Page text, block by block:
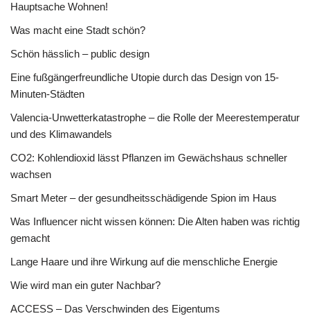
Hauptsache Wohnen!
Was macht eine Stadt schön?
Schön hässlich – public design
Eine fußgängerfreundliche Utopie durch das Design von 15-
Minuten-Städten
Valencia-Unwetterkatastrophe – die Rolle der Meerestemperatur
und des Klimawandels
CO2: Kohlendioxid lässt Pflanzen im Gewächshaus schneller
wachsen
Smart Meter – der gesundheitsschädigende Spion im Haus
Was Influencer nicht wissen können: Die Alten haben was richtig
gemacht
Lange Haare und ihre Wirkung auf die menschliche Energie
Wie wird man ein guter Nachbar?
ACCESS – Das Verschwinden des Eigentums